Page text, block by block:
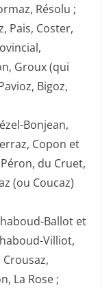
Résolu ;
Pais, Coster,
Groux (qui
Bigoz,
Bonjean,
Copon et
du Cruet,
(ou Coucaz)
Ballot et
Villiot,
Crousaz,
La Rose ;